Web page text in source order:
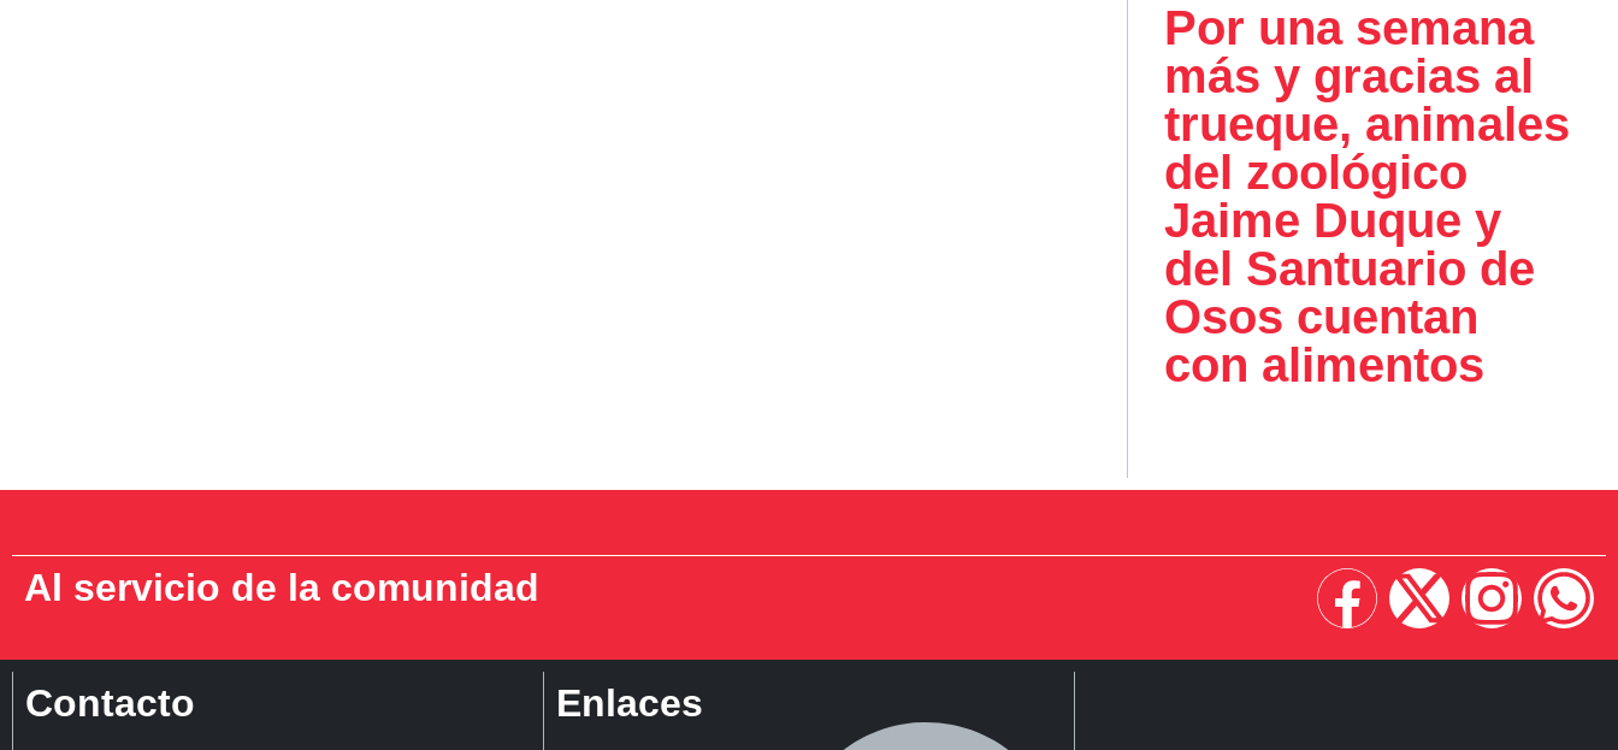
Por una semana
más y gracias al
trueque, animales
del zoológico
Jaime Duque y
del Santuario de
Osos cuentan
con alimentos
Al servicio de la comunidad
Contacto Enlaces